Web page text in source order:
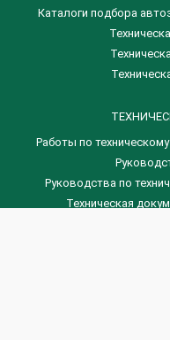
Каталоги подбора
Работы по
Руководства по
Техническая